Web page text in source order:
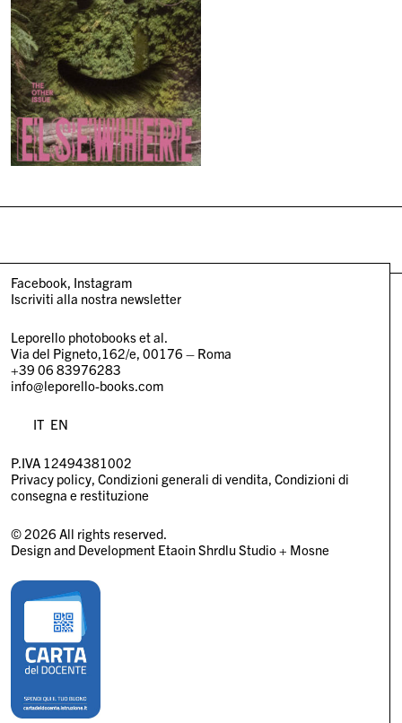
Facebook Instagram
Iscriviti alla nostra newsletter
Leporello photobooks et al.
Via del Pigneto,162/e, 00176 – Roma
+39 06 83976283
info@leporello-books.com
IT EN
P.IVA 12494381002
Privacy policy Condizioni generali di vendita Condizioni di
consegna e restituzione
© 2026 All rights reserved.
Design and Development Etaoin Shrdlu Studio+ Mosne